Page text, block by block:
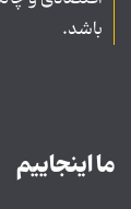
باشد.
ما اینجاییم